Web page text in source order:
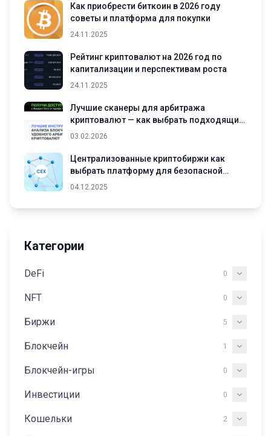
Как приобрести биткоин в 2026 году
советы и платформа для покупки
24.11.2025
Рейтинг криптовалют на 2026 год по
капитализации и перспективам роста
24.11.2025
Лучшие сканеры для арбитража
криптовалют — как выбрать подходящий
инструмент
03.02.2026
Централизованные криптобиржи как
выбрать платформу для безопасной
торговли криптовалютами
04.12.2025
Категории
DeFi 0
NFT 0
Биржи 5
Блокчейн 1
Блокчейн-игры 0
Инвестиции 0
Кошельки 2